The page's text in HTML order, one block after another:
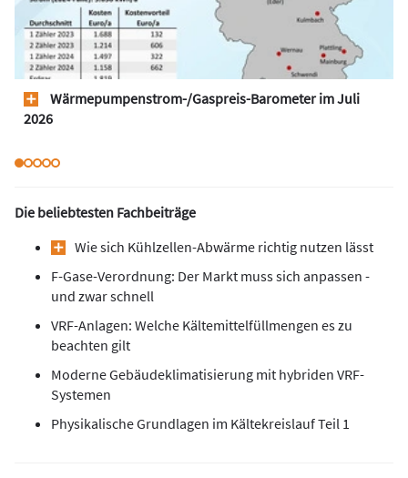
Wärmepumpen­strom-/Gas­preis­-Baro­meter im Juli
2026
Die beliebtesten Fachbeiträge
Wie sich Kühlzellen-Abwärme richtig nutzen lässt
F-Gase-Verordnung: Der Markt muss sich anpassen -
und zwar schnell
VRF-Anlagen: Welche Kältemittelfüllmengen es zu
beachten gilt
Moderne Gebäudeklimatisierung mit hybriden VRF-
Systemen
Physikalische Grundlagen im Kältekreislauf Teil 1